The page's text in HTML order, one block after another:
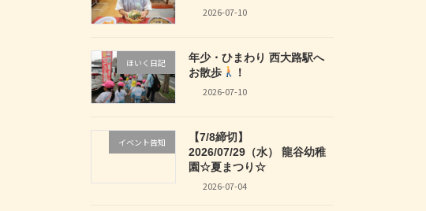
2026-07-10
ほいく日記
年少・ひまわり 西大路駅へ
お散歩
！
2026-07-10
イベント告知
【7/8締切】
2026/07/29（水） 龍谷幼稚
園☆夏まつり☆
2026-07-04